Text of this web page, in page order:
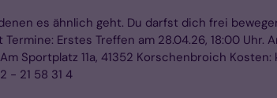
es ähnlich geht. Du darfst dich frei
Erstes Treffen am 28.04.26, 18:00 Uhr.
Sportplatz 11a, 41352 Korschenbroich Kosten:
- 21 58 31 4